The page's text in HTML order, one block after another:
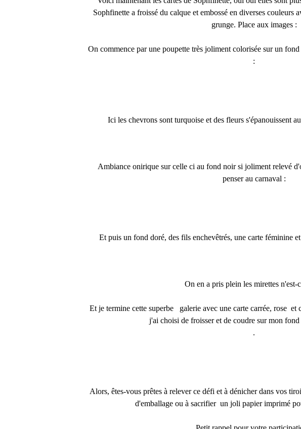
Sophfinette a froissé du calque et embossé en diverses couleurs
grunge. Place aux images :
On commence par une poupette très joliment colorisée sur un
:
Ici les chevrons sont turquoise et des fleurs s'épanouissent
Ambiance onirique sur celle ci au fond noir si joliment relevé
penser au carnaval :
Et puis un fond doré, des fils enchevêtrés, une carte féminine
On en a pris plein les mirettes n'est-
Et je termine cette superbe galerie avec une carte carrée, rose et
j'ai choisi de froisser et de coudre sur mon
.
Alors, êtes-vous prêtes à relever ce défi et à dénicher dans vos
d'emballage ou à sacrifier un joli papier imprimé